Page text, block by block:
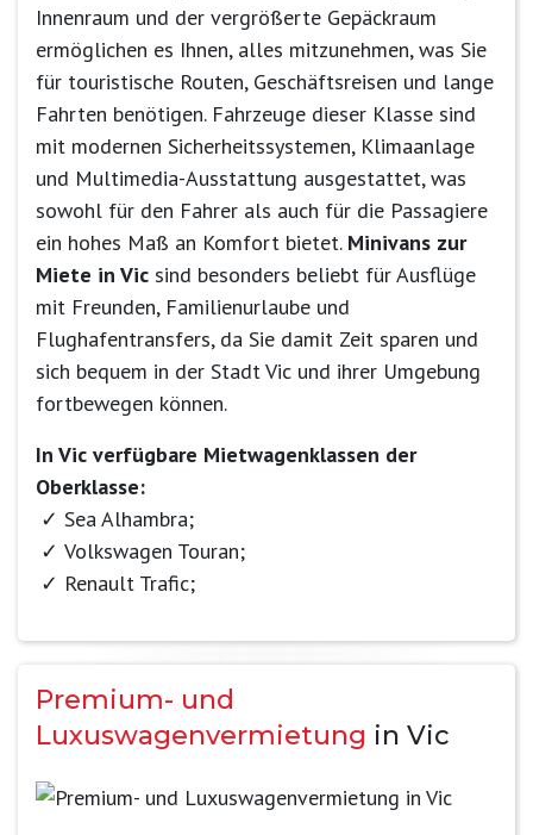
Innenraum und der vergrößerte Gepäckraum
ermöglichen es Ihnen, alles mitzunehmen, was Sie
für touristische Routen, Geschäftsreisen und lange
Fahrten benötigen. Fahrzeuge dieser Klasse sind
mit modernen Sicherheitssystemen, Klimaanlage
und Multimedia-Ausstattung ausgestattet, was
sowohl für den Fahrer als auch für die Passagiere
ein hohes Maß an Komfort bietet. Minivans zur
Miete in Vic sind besonders beliebt für Ausflüge
mit Freunden, Familienurlaube und
Flughafentransfers, da Sie damit Zeit sparen und
sich bequem in der Stadt Vic und ihrer Umgebung
fortbewegen können.
In Vic verfügbare Mietwagenklassen der
Oberklasse:
Sea Alhambra;
Volkswagen Touran;
Renault Trafic;
Premium- und
Luxuswagenvermietung in Vic